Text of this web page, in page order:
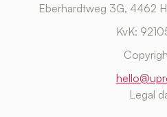
Eberhardtweg 3G, 4462
KvK:
Legal